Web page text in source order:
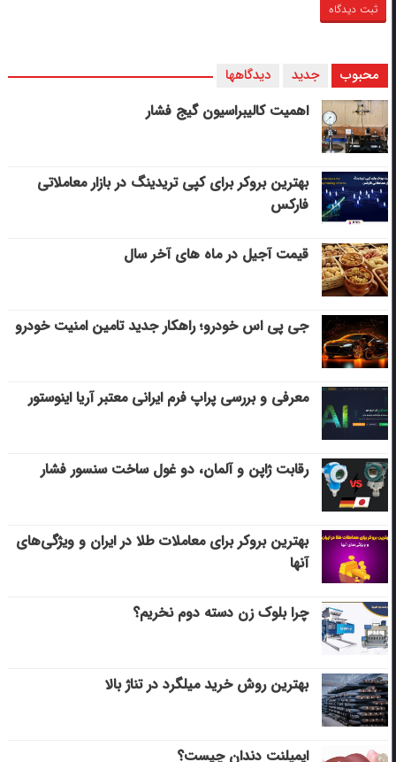
محبوب جدید دیدگاهها
اهمیت کالیبراسیون گیج فشار
بهترین بروکر برای کپی‌ تریدینگ در بازار معاملاتی
فارکس
قیمت آجیل در ماه های آخر سال
جی پی اس خودرو؛ راهکار جدید تامین امنیت خودرو
معرفی و بررسی پراپ فرم ایرانی معتبر آریا اینوستور
رقابت ژاپن و آلمان، دو غول ساخت سنسور فشار
بهترین بروکر برای معاملات طلا در ایران و ویژگی‌های
آنها
چرا بلوک زن دسته دوم نخریم؟
بهترین روش خرید میلگرد در تناژ بالا
ایمپلنت دندان چیست؟